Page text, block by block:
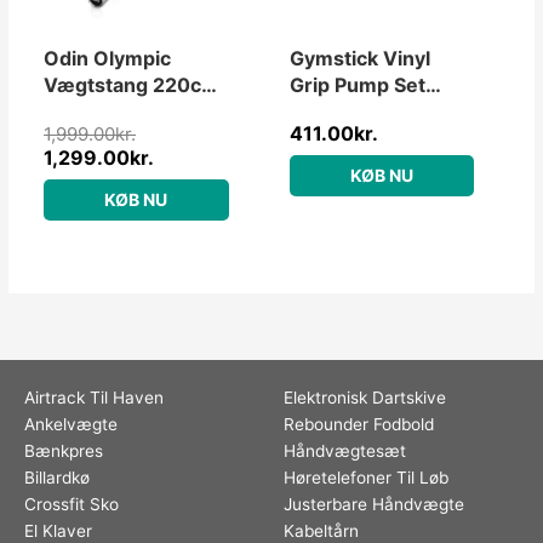
Odin Olympic
Vægtstang 220cm,
1,999.00kr.
1,299.00kr.
KØB NU
Gymstick Vinyl
Grip Pump Set
411.00kr.
KØB NU
Airtrack Til Haven
Ankelvægte
Bænkpres
Billardkø
Crossfit Sko
El Klaver
Elektronisk Dartskive
Rebounder Fodbold
Håndvægtesæt
Høretelefoner Til Løb
Justerbare Håndvægte
Kabeltårn